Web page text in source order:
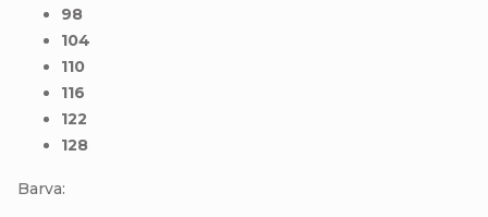
98
104
110
116
122
128
Barva: